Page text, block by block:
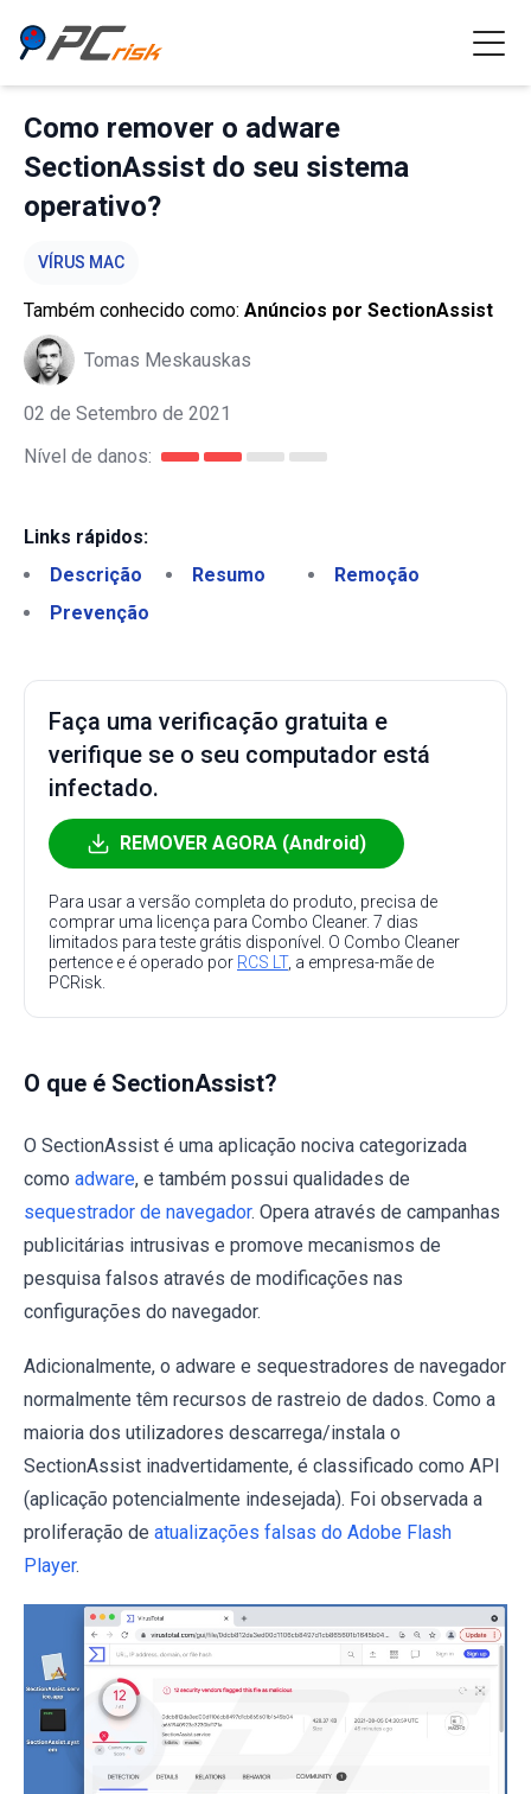
Como remover o adware
SectionAssist do seu sistema
operativo?
VÍRUS MAC
Também conhecido como: Anúncios por SectionAssist
Tomas Meskauskas
02 de Setembro de 2021
Nível de danos:
Links rápidos:
Descrição
Resumo
Remoção
Prevenção
Faça uma verificação gratuita e
verifique se o seu computador está
infectado.
REMOVER AGORA (Android)
Para usar a versão completa do produto, precisa de
comprar uma licença para Combo Cleaner. 7 dias
limitados para teste grátis disponível. O Combo Cleaner
pertence e é operado por RCS LT, a empresa-mãe de
PCRisk.
O que é SectionAssist?
O SectionAssist é uma aplicação nociva categorizada
como adware, e também possui qualidades de
sequestrador de navegador. Opera através de campanhas
publicitárias intrusivas e promove mecanismos de
pesquisa falsos através de modificações nas
configurações do navegador.
Adicionalmente, o adware e sequestradores de navegador
normalmente têm recursos de rastreio de dados. Como a
maioria dos utilizadores descarrega/instala o
SectionAssist inadvertidamente, é classificado como API
(aplicação potencialmente indesejada). Foi observada a
proliferação de atualizações falsas do Adobe Flash
Player.